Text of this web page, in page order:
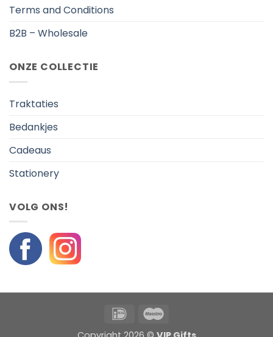
Terms and Conditions
B2B – Wholesale
ONZE COLLECTIE
Traktaties
Bedankjes
Cadeaus
Stationery
VOLG ONS!
IDeal